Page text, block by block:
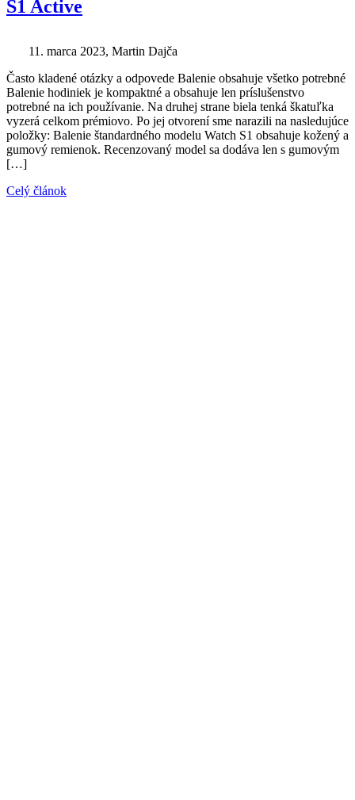
S1 Active
11. marca 2023, Martin Dajča
Často kladené otázky a odpovede Balenie obsahuje všetko potrebné
Balenie hodiniek je kompaktné a obsahuje len príslušenstvo
potrebné na ich používanie. Na druhej strane biela tenká škatuľka
vyzerá celkom prémiovo. Po jej otvorení sme narazili na nasledujúce
položky: Balenie štandardného modelu Watch S1 obsahuje kožený a
gumový remienok. Recenzovaný model sa dodáva len s gumovým
[…]
Celý článok